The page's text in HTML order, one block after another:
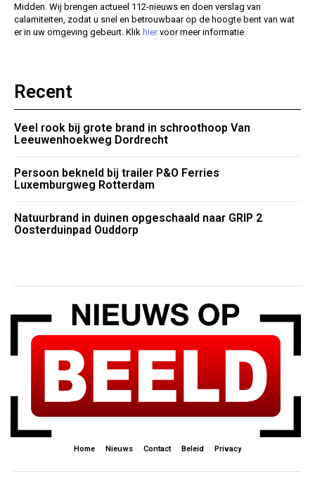
Midden. Wij brengen actueel 112-nieuws en doen verslag van
calamiteiten, zodat u snel en betrouwbaar op de hoogte bent van wat
er in uw omgeving gebeurt. Klik hiervoor meer informatie.
Recent
Veel rook bij grote brand in schroothoop Van
Leeuwenhoekweg Dordrecht
Persoon bekneld bij trailer P&O Ferries
Luxemburgweg Rotterdam
Natuurbrand in duinen opgeschaald naar GRIP 2
Oosterduinpad Ouddorp
Home Nieuws Contact Beleid Privacy